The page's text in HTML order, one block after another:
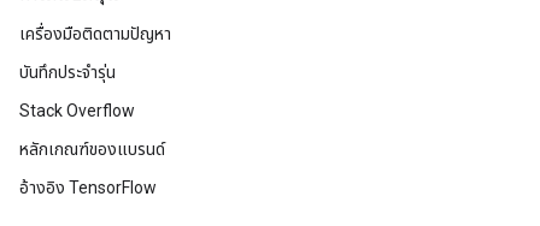
เครื่องมือติดตามปัญหา
บันทึกประจำรุ่น
Stack Overflow
หลักเกณฑ์ของแบรนด์
อ้างอิง TensorFlow